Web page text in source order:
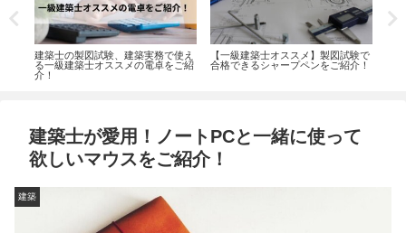
建築士の製図試験、建築実務で使え
る一級建築士オススメの電卓をご紹
介！
【一級建築士オススメ】製図試験で
合格できるシャープペンをご紹介！
建築士が愛用！ノートPCと一緒に使って
欲しいマウスをご紹介！
建築